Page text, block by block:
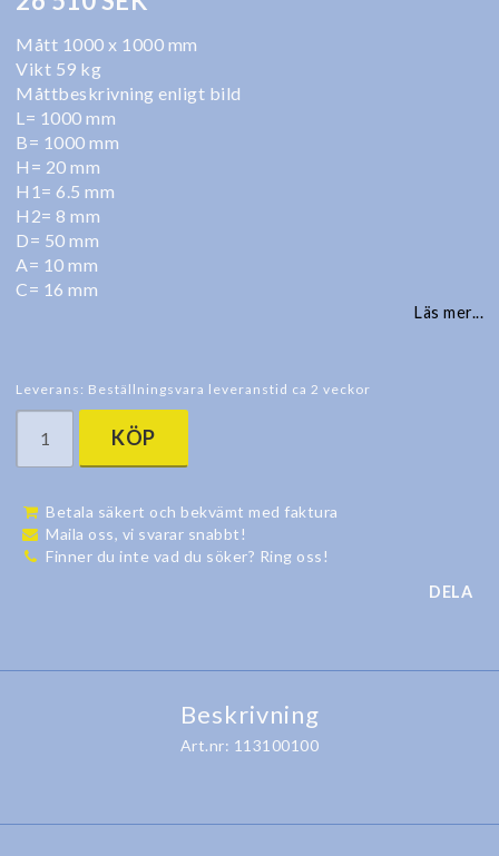
Mått 1000 x 1000 mm
Vikt 59 kg
Måttbeskrivning enligt bild
L= 1000 mm
B= 1000 mm
H= 20 mm
H1= 6.5 mm
H2= 8 mm
D= 50 mm
A= 10 mm
C= 16 mm
Läs mer...
Leverans: Beställningsvara leveranstid ca 2 veckor
KÖP
Betala säkert och bekvämt med faktura
Maila oss, vi svarar snabbt!
Finner du inte vad du söker? Ring oss!
DELA
Beskrivning
Art.nr: 113100100